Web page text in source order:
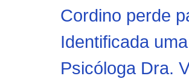
Cordino perde
Identificada
Psicóloga Dra.